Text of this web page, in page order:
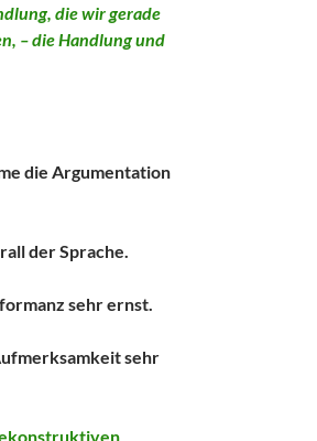
die wir gerade
– die Handlung und
die Argumentation
der Sprache.
sehr ernst.
sehr